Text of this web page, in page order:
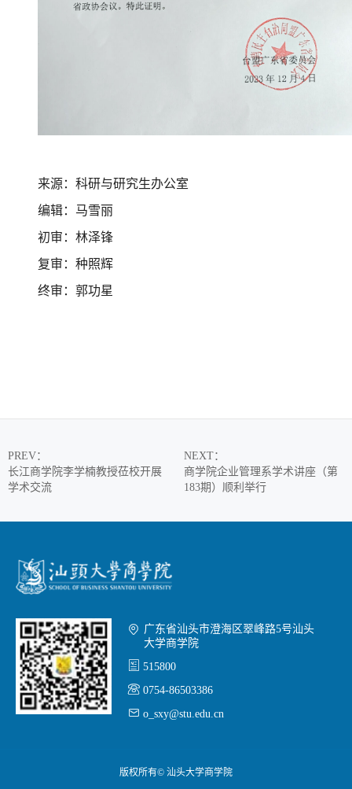
来源：科研与研究生办公室
编辑：马雪丽
初审：林泽锋
复审：种照辉
终审：郭功星
PREV：
长江商学院李学楠教授莅校开展
学术交流
NEXT：
商学院企业管理系学术讲座（第
183期）顺利举行
 广东省汕头市澄海区翠峰路5号汕头
大学商学院
 515800
 0754-86503386
 o_sxy@stu.edu.cn
版权所有© 汕头大学商学院